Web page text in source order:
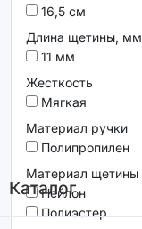
Каталог
16,5 см
Длина щетины, мм
11 мм
Жесткость
Мягкая
Материал ручки
Полипропилен
Материал щетины
Нейлон
Полиэстер